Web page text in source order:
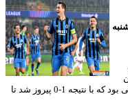
اروپا به مصاف هم رفتند و در نهایت این تیم بلژیکی بود که با نتیجه 1-0 پیروز شد تا